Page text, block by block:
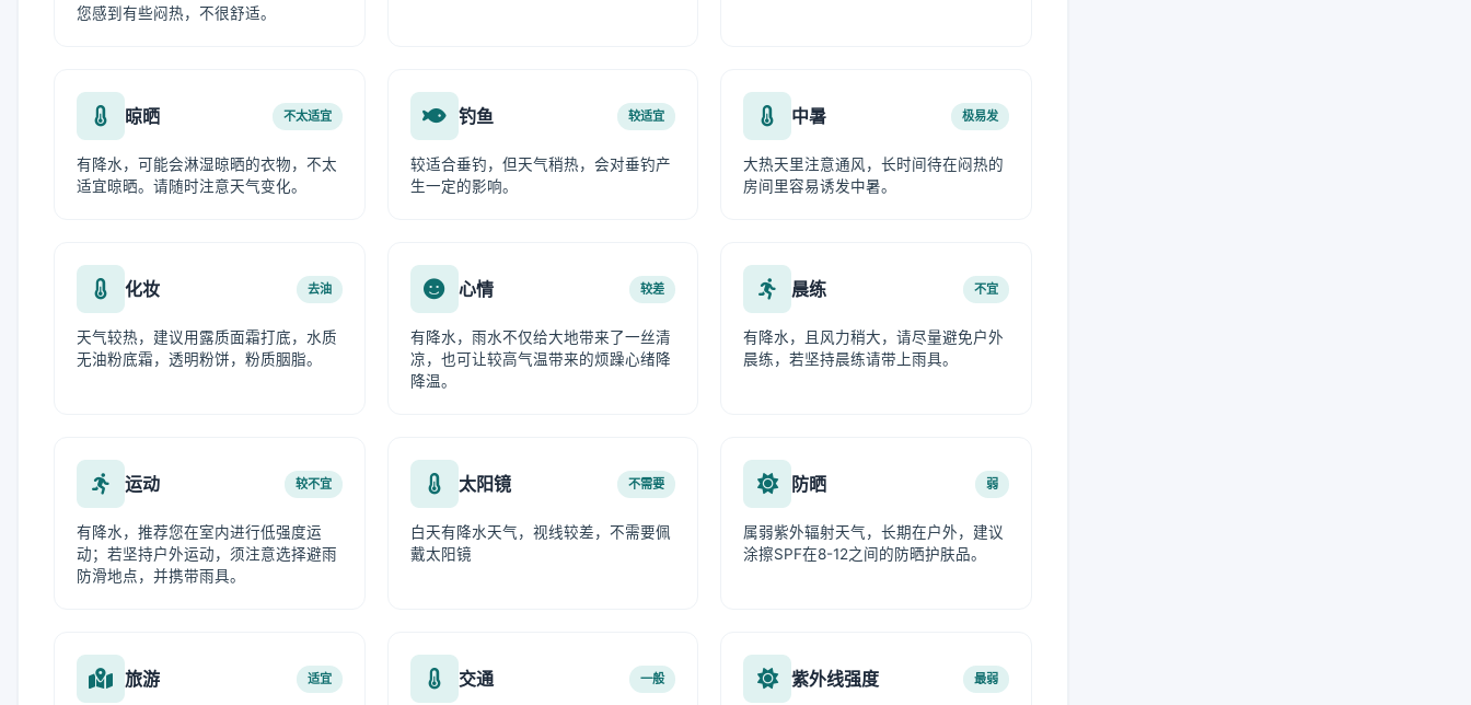
您感到有些闷热，不很舒适。
晾晒 不太适宜
有降水，可能会淋湿晾晒的衣物，不太
适宜晾晒。请随时注意天气变化。
钓鱼 较适宜
较适合垂钓，但天气稍热，会对垂钓产
生一定的影响。
中暑 极易发
大热天里注意通风，长时间待在闷热的
房间里容易诱发中暑。
化妆 去油
天气较热，建议用露质面霜打底，水质
无油粉底霜，透明粉饼，粉质胭脂。
心情 较差
有降水，雨水不仅给大地带来了一丝清
凉，也可让较高气温带来的烦躁心绪降
降温。
晨练 不宜
有降水，且风力稍大，请尽量避免户外
晨练，若坚持晨练请带上雨具。
运动 较不宜
有降水，推荐您在室内进行低强度运
动；若坚持户外运动，须注意选择避雨
防滑地点，并携带雨具。
太阳镜 不需要
白天有降水天气，视线较差，不需要佩
戴太阳镜
防晒 弱
属弱紫外辐射天气，长期在户外，建议
涂擦SPF在8-12之间的防晒护肤品。
旅游 适宜 交通 一般 紫外线强度 最弱